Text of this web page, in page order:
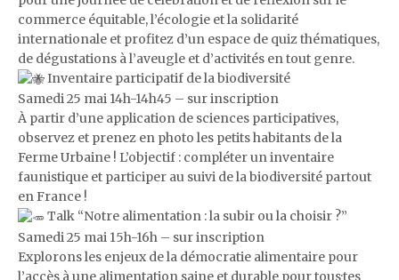
commerce équitable, l’écologie et la solidarité
internationale et profitez d’un espace de quiz thématiques,
de dégustations à l’aveugle et d’activités en tout genre.
Inventaire participatif de la biodiversité
Samedi 25 mai 14h-14h45 – sur inscription
À partir d’une application de sciences participatives,
observez et prenez en photo les petits habitants de la
Ferme Urbaine ! L’objectif : compléter un inventaire
faunistique et participer au suivi de la biodiversité partout
en France !
Talk “Notre alimentation : la subir ou la choisir ?”
Samedi 25 mai 15h-16h – sur inscription
Explorons les enjeux de la démocratie alimentaire pour
l’accès à une alimentation saine et durable pour tous·tes